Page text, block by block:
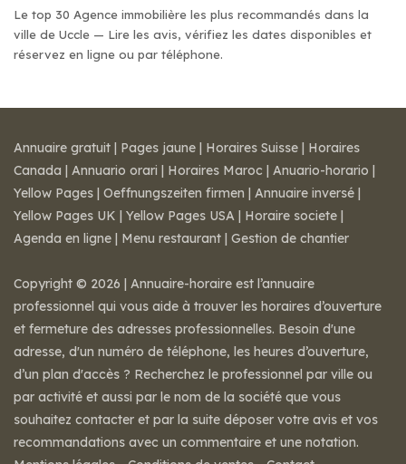
Le top 30 Agence immobilière les plus recommandés dans la
ville de Uccle — Lire les avis, vérifiez les dates disponibles et
réservez en ligne ou par téléphone.
Annuaire gratuit | Pages jaune | Horaires Suisse | Horaires
Canada | Annuario orari | Horaires Maroc | Anuario-horario |
Yellow Pages | Oeffnungszeiten firmen | Annuaire inversé |
Yellow Pages UK | Yellow Pages USA | Horaire societe |
Agenda en ligne | Menu restaurant | Gestion de chantier
Copyright © 2026 | Annuaire-horaire est l’annuaire
professionnel qui vous aide à trouver les horaires d’ouverture
et fermeture des adresses professionnelles. Besoin d'une
adresse, d'un numéro de téléphone, les heures d’ouverture,
d’un plan d'accès ? Recherchez le professionnel par ville ou
par activité et aussi par le nom de la société que vous
souhaitez contacter et par la suite déposer votre avis et vos
recommandations avec un commentaire et une notation.